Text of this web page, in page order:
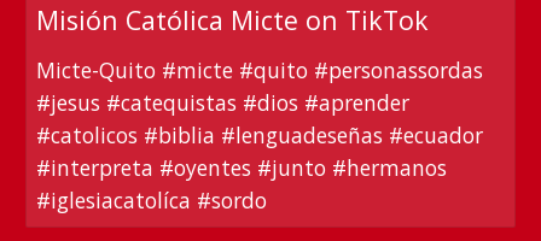
Misión Católica Micte on TikTok
Micte-Quito #micte #quito #personassordas
#jesus #catequistas #dios #aprender
#catolicos #biblia #lenguadeseñas #ecuador
#interpreta #oyentes #junto #hermanos
#iglesiacatolíca #sordo